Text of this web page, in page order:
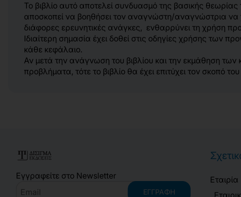
Το βιβλίο αυτό αποτελεί συνδυασμό της βασικής
αποσκοπεί να βοηθήσει τον αναγνώστη/αναγνώστρια να
διάφορες ερευνητικές ανάγκες, ενθαρρύνει τη χρήση
Ιδιαίτερη σημασία έχει δοθεί στις οδηγίες χρήσης των
κάθε κεφάλαιο.
Αν μετά την ανάγνωση του βιβλίου και την εκμάθηση
προβλήματα, τότε το βιβλίο θα έχει επιτύχει τον σκοπό του
Εγγραφείτε στο Newsletter
ΕΓΓΡΑΦΉ
Εταιρία